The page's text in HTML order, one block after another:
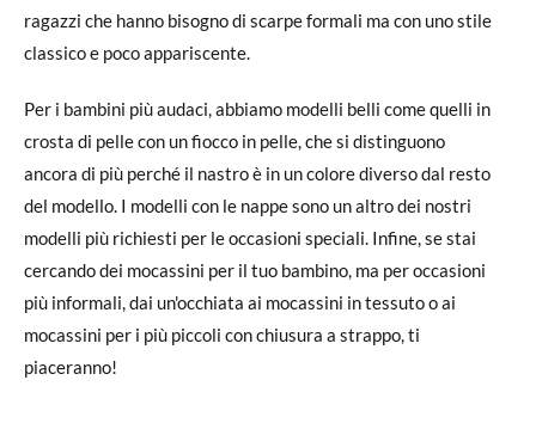
ragazzi che hanno bisogno di scarpe formali ma con uno stile
classico e poco appariscente.
Per i bambini più audaci, abbiamo modelli belli come quelli in
crosta di pelle con un fiocco in pelle, che si distinguono
ancora di più perché il nastro è in un colore diverso dal resto
del modello. I modelli con le nappe sono un altro dei nostri
modelli più richiesti per le occasioni speciali. Infine, se stai
cercando dei mocassini per il tuo bambino, ma per occasioni
più informali, dai un'occhiata ai mocassini in tessuto o ai
mocassini per i più piccoli con chiusura a strappo, ti
piaceranno!